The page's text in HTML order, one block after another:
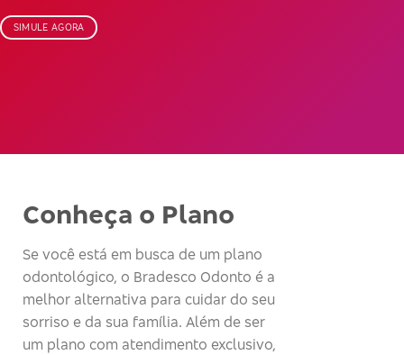
SIMULE AGORA
Conheça o Plano
Se você está em busca de um plano
odontológico, o Bradesco Odonto é a
melhor alternativa para cuidar do seu
sorriso e da sua família. Além de ser
um plano com atendimento exclusivo,